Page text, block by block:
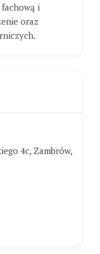
i
oraz
4c, Zambrów,